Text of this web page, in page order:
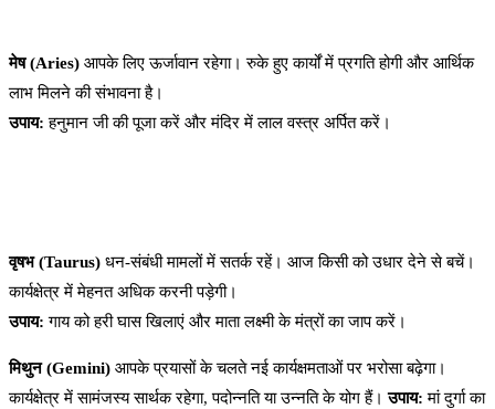
मेष (Aries) आपके लिए ऊर्जावान रहेगा। रुके हुए कार्यों में प्रगति होगी और आर्थिक
लाभ मिलने की संभावना है।
उपाय: हनुमान जी की पूजा करें और मंदिर में लाल वस्त्र अर्पित करें।
वृषभ (Taurus) धन-संबंधी मामलों में सतर्क रहें। आज किसी को उधार देने से बचें।
कार्यक्षेत्र में मेहनत अधिक करनी पड़ेगी।
उपाय:गाय को हरी घास खिलाएं और माता लक्ष्मी के मंत्रों का जाप करें।
मिथुन (Gemini) आपके प्रयासों के चलते नई कार्यक्षमताओं पर भरोसा बढ़ेगा।
कार्यक्षेत्र में सामंजस्य सार्थक रहेगा, पदोन्नति या उन्नति के योग हैं।उपाय: मां दुर्गा का